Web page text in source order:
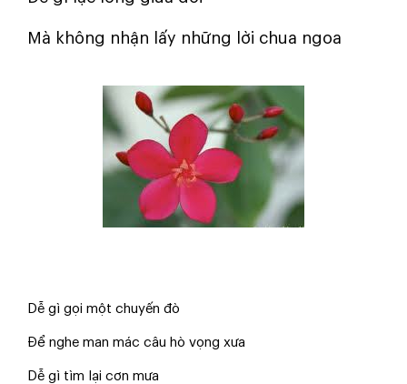
Mà không nhận lấy những lời chua ngoa
Dễ gì gọi một chuyến đò
Để nghe man mác câu hò vọng xưa
Dễ gì tìm lại cơn mưa